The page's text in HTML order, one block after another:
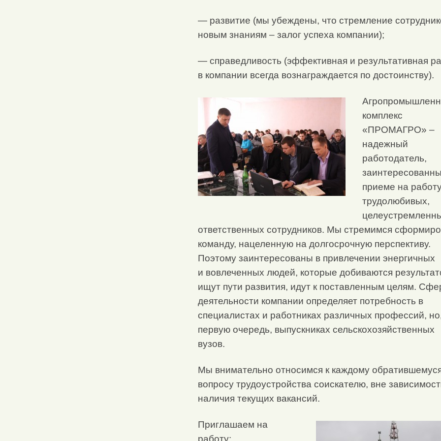
— развитие (мы убеждены, что стремление
новым знаниям – залог успеха компании);
— справедливость (эффективная и результативная
в компании всегда вознаграждается по достоинству).
комплекс
«ПРОМАГРО» –
надежный
работодатель,
приеме на
трудолюбивых,
ответственных сотрудников. Мы стремимся
команду, нацеленную на долгосрочную перспективу.
Поэтому заинтересованы в привлечении энергичных
и вовлеченных людей, которые добиваются
ищут пути развития, идут к поставленным целям.
деятельности компании определяет потребность в
специалистах и работниках различных профессий,
первую очередь, выпускниках сельскохозяйственных
вузов.
Мы внимательно относимся к каждому
вопросу трудоустройства соискателю, вне
наличия текущих вакансий.
Приглашаем на
работу: